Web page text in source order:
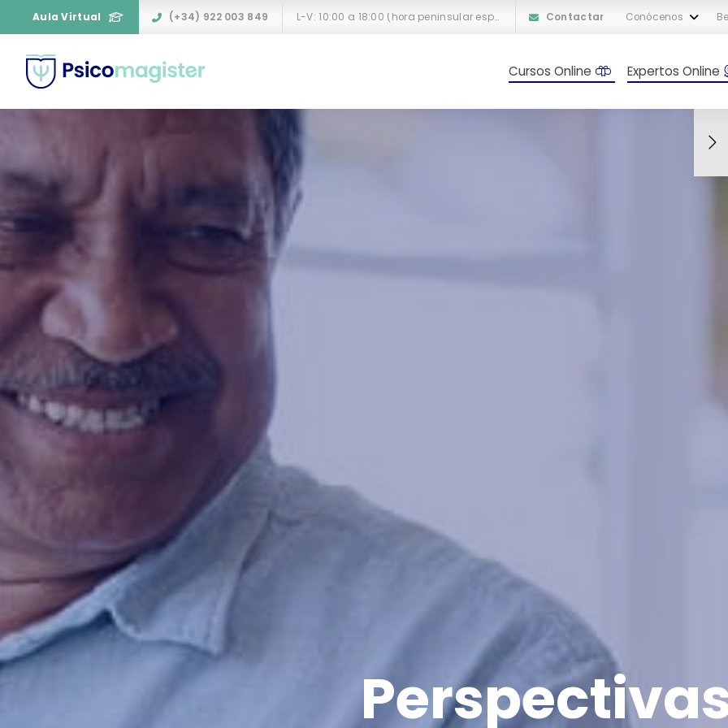
Aula Virtual (+34) 922 003 849 L-V: 10:00 a 18:00 (hora peninsular española) Contactar Conócenos
Cursos Online Expertos Online